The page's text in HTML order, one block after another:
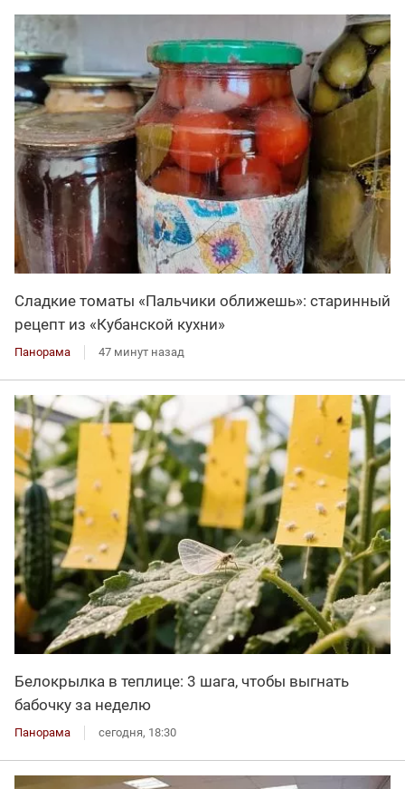
Сладкие томаты «Пальчики оближешь»: старинный
рецепт из «Кубанской кухни»
Панорама 47 минут назад
Белокрылка в теплице: 3 шага, чтобы выгнать
бабочку за неделю
Панорама сегодня, 18:30